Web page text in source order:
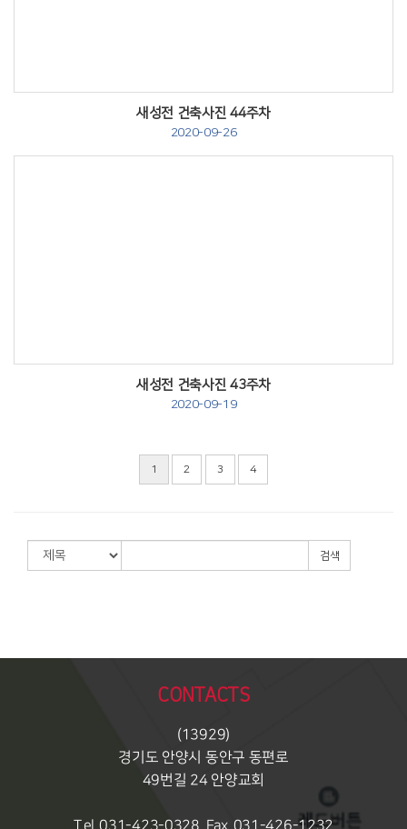
새성전 건축사진 44주차
2020-09-26
새성전 건축사진 43주차
2020-09-19
1 2 3 4
검색
CONTACTS
(13929)
경기도 안양시 동안구 동편로
49번길 24 안양교회
Tel. 031-423-0328, Fax. 031-426-1232